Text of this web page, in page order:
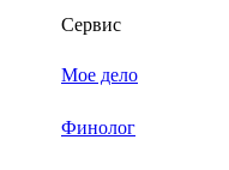
Сервис
Мое дело
Финолог